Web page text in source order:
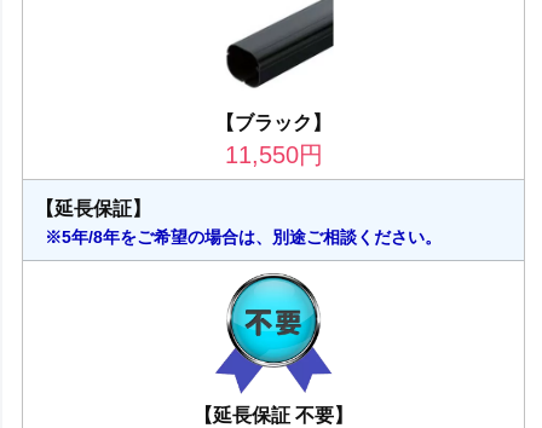
【ブラック】
11,550円
【延長保証】
※5年/8年をご希望の場合は、別途ご相談ください。
【延長保証 不要】